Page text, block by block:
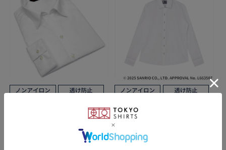
【透け防止】 スキッパー 長袖
形態安定 レディースシャツ
BRICK HOUSE
【HELLO KITTY×TOKYO
SHIRTS】 ワイド 長袖 形態安